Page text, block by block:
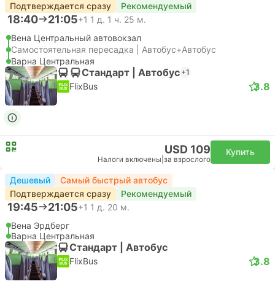
Подтверждается сразу Рекомендуемый
18:40 21:05+1 1 д. 1 ч. 25 м.
Вена Центральный автовокзал
Самостоятельная пересадка | Автобус+Автобус
Варна Центральная
Стандарт | Автобус +1
FlixBus 3.8
USD 109
Налоги включены за взрослого
Купить
Дешевый
Самый быстрый автобус
Подтверждается сразу
Рекомендуемый
19:45 21:05+1 1 д. 20 м.
Вена Эрдберг
Варна Центральная
Стандарт | Автобус
FlixBus 3.8